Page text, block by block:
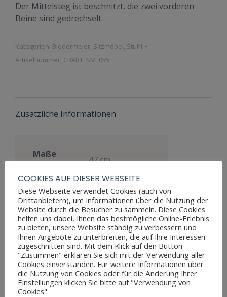
Der Mittelsteg ist beschnitzt, die zwei vorderen
Beine sind gedrechselt.
Kategorien: Biedermeier, Sitzmöbel, Stuhl
Artikelnummer: CBART_SM_055
Zusätzliche Informationen
Maße
47 cm
Maße
Breite
48 cm
Maße Tiefe
43 cm
Materialien
Nussbaum
Stil
Biedermeier
Möbelart
Sitzmöbel
Gut, voll
COOKIES AUF DIESER WEBSEITE
Diese Webseite verwendet Cookies (auch von
Drittanbietern), um Informationen über die Nutzung der
Website durch die Besucher zu sammeln. Diese Cookies
helfen uns dabei, Ihnen das bestmögliche Online-Erlebnis
zu bieten, unsere Website ständig zu verbessern und
Ihnen Angebote zu unterbreiten, die auf Ihre Interessen
zugeschnitten sind. Mit dem Klick auf den Button
"Zustimmen" erklären Sie sich mit der Verwendung aller
Cookies einverstanden. Für weitere Informationen über
die Nutzung von Cookies oder für die Änderung Ihrer
Einstellungen klicken Sie bitte auf "Verwendung von
Cookies".